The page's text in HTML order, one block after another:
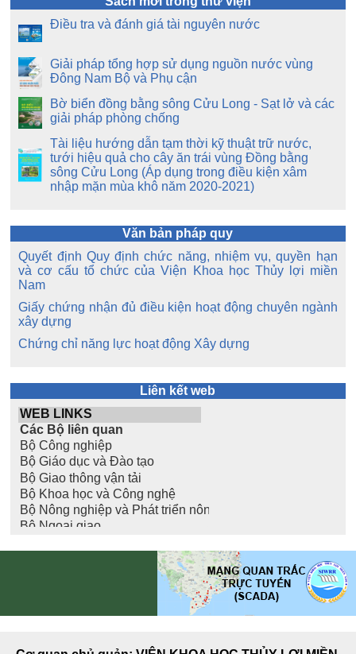
Điều tra và đánh giá tài nguyên nước
Giải pháp tổng hợp sử dụng nguồn nước vùng
Đông Nam Bộ và Phụ cận
Bờ biển đồng bằng sông Cửu Long - Sạt lở và các
giải pháp phòng chống
Tài liệu hướng dẫn tạm thời kỹ thuật trữ nước,
tưới hiệu quả cho cây ăn trái vùng Đồng bằng
sông Cửu Long (Áp dụng trong điều kiện xâm
nhập mặn mùa khô năm 2020-2021)
Văn bản pháp quy
Quyết định Quy định chức năng, nhiệm vụ, quyền hạn
và cơ cấu tổ chức của Viện Khoa học Thủy lợi miền
Nam
Giấy chứng nhận đủ điều kiện hoạt động chuyên ngành
xây dựng
Chứng chỉ năng lực hoạt động Xây dựng
Liên kết web